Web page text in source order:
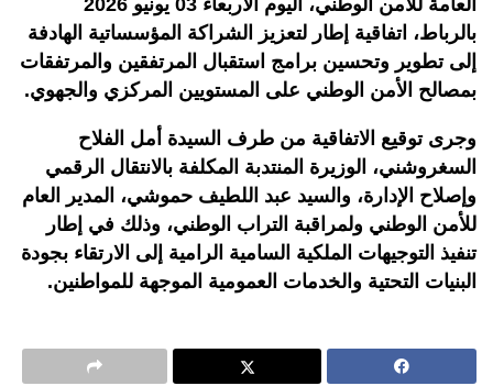
العامة للأمن الوطني، اليوم الأربعاء 03 يونيو 2026
بالرباط، اتفاقية إطار لتعزيز الشراكة المؤسساتية الهادفة
إلى تطوير وتحسين برامج استقبال المرتفقين والمرتفقات
بمصالح الأمن الوطني على المستويين المركزي والجهوي.
وجرى توقيع الاتفاقية من طرف السيدة أمل الفلاح
السغروشني، الوزيرة المنتدبة المكلفة بالانتقال الرقمي
وإصلاح الإدارة، والسيد عبد اللطيف حموشي، المدير العام
للأمن الوطني ولمراقبة التراب الوطني، وذلك في إطار
تنفيذ التوجيهات الملكية السامية الرامية إلى الارتقاء بجودة
البنيات التحتية والخدمات العمومية الموجهة للمواطنين.